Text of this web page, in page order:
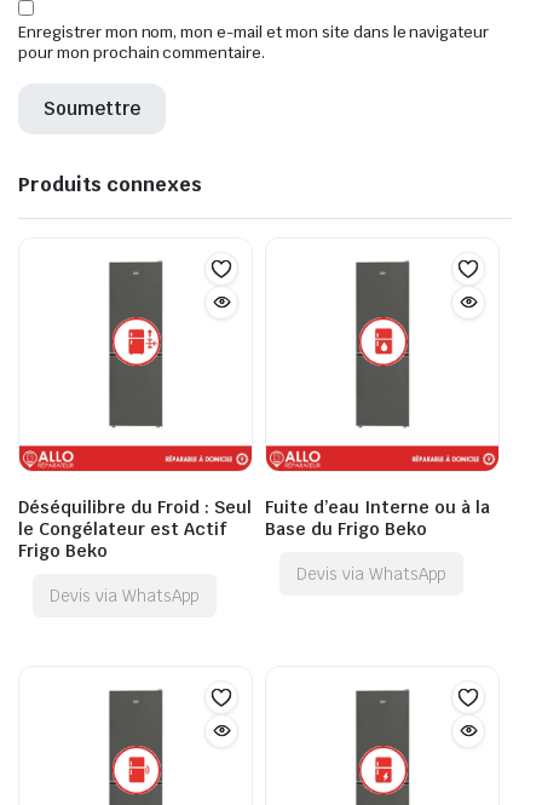
Enregistrer mon nom, mon e-mail et mon site dans le navigateur
pour mon prochain commentaire.
Produits connexes
Déséquilibre du Froid : Seul
le Congélateur est Actif
Frigo Beko
Devis via WhatsApp
Fuite d’eau Interne ou à la
Base du Frigo Beko
Devis via WhatsApp